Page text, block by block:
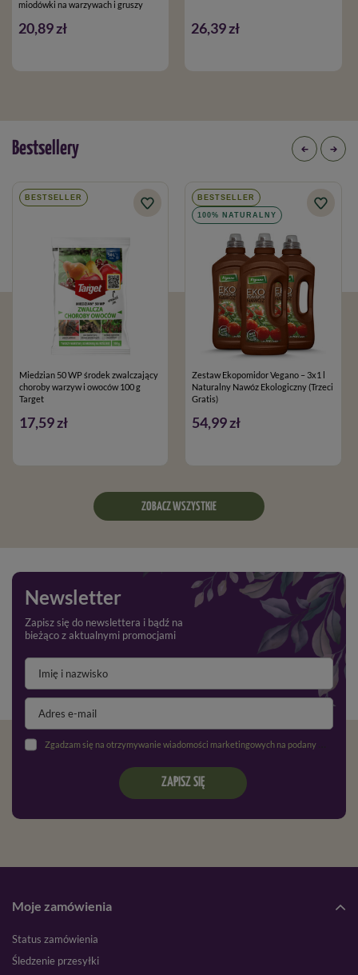
miodówki na warzywach i gruszy
20,89 zł 26,39 zł
Bestsellery
BESTSELLER
Miedzian 50 WP środek zwalczający
choroby warzyw i owoców 100 g
Target
17,59 zł
BESTSELLER
100% NATURALNY
Zestaw Ekopomidor Vegano – 3x1 l
Naturalny Nawóz Ekologiczny (Trzeci
Gratis)
54,99 zł
ZOBACZ WSZYSTKIE
Newsletter
Zapisz się do newslettera i bądź na
bieżąco z aktualnymi promocjami
Zgadzam się na otrzymywanie wiadomości marketingowych na podany adres e-mail oraz przetwarzanie danych osobowych zgodnie z
ZAPISZ SIĘ
Moje zamówienia
Status zamówienia
Śledzenie przesyłki